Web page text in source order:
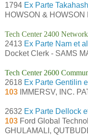
1794 Ex Parte
HOWSON &
Tech Center 2400
2413 Ex Parte Nam et al
Docket Clerk - SAMS
Tech Center 2600
2618 Ex Parte Gentilin
103 IMMERSV, INC.
2632 Ex Parte Dellock
103 Ford Global
GHULAMALI,